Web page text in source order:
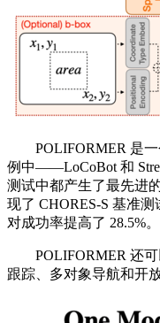
POLIFORMER 是一
例中——LoCoBot 和
测试中都产生了最先进
现了 CHORES-S 基准
对成功率提高了 28.5%。
POLIFORMER 还可
跟踪、多对象导航和开